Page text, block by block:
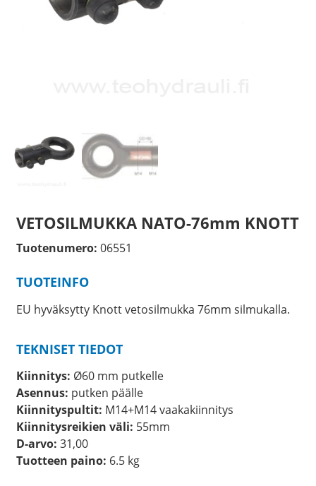
VETOSILMUKKA NATO-76mm KNOTT
Tuotenumero: 06551
TUOTEINFO
EU hyväksytty Knott vetosilmukka 76mm silmukalla.
TEKNISET TIEDOT
Kiinnitys: Ø60 mm putkelle
Asennus: putken päälle
Kiinnityspultit: M14+M14 vaakakiinnitys
Kiinnitysreikien väli: 55mm
D-arvo: 31,00
Tuotteen paino: 6.5 kg